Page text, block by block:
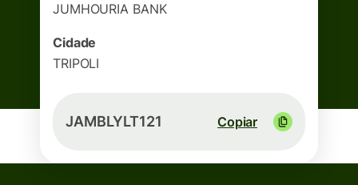
JUMHOURIA BANK
Cidade
TRIPOLI
JAMBLYLT121 Copiar